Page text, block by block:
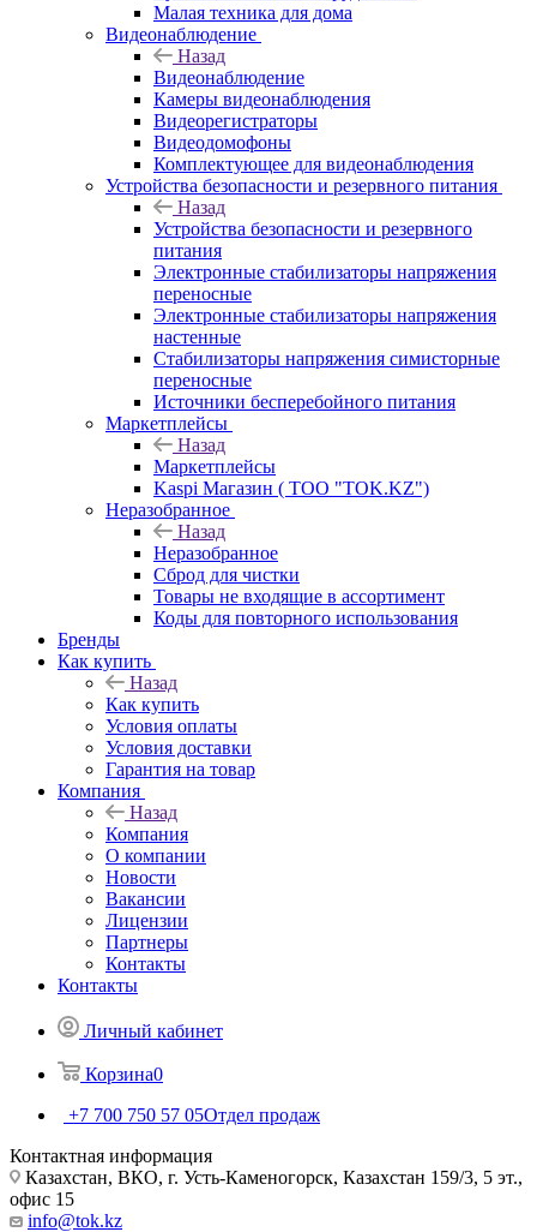
Малая техника для дома
Видеонаблюдение
Назад
Видеонаблюдение
Камеры видеонаблюдения
Видеорегистраторы
Видеодомофоны
Комплектующее для видеонаблюдения
Устройства безопасности и резервного питания
Назад
Устройства безопасности и резервного
питания
Электронные стабилизаторы напряжения
переносные
Электронные стабилизаторы напряжения
настенные
Стабилизаторы напряжения симисторные
переносные
Источники бесперебойного питания
Маркетплейсы
Назад
Маркетплейсы
Kaspi Магазин ( ТОО "TOK.KZ")
Неразобранное
Назад
Неразобранное
Сброд для чистки
Товары не входящие в ассортимент
Коды для повторного использования
Бренды
Как купить
Назад
Как купить
Условия оплаты
Условия доставки
Гарантия на товар
Компания
Назад
Компания
О компании
Новости
Вакансии
Лицензии
Партнеры
Контакты
Контакты
Личный кабинет
Корзина0
+7 700 750 57 05Отдел продаж
Контактная информация
Казахстан, ВКО, г. Усть-Каменогорск, Казахстан 159/3, 5 эт.,
офис 15
info@tok.kz